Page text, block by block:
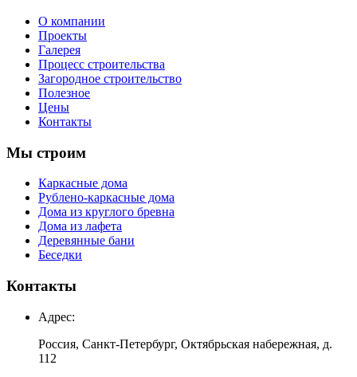
О компании
Проекты
Галерея
Процесс строительства
Загородное строительство
Полезное
Цены
Контакты
Мы строим
Каркасные дома
Рублено-каркасные дома
Дома из круглого бревна
Дома из лафета
Деревянные бани
Беседки
Контакты
Адрес:
Россия, Санкт-Петербург, Октябрьская набережная, д.
112